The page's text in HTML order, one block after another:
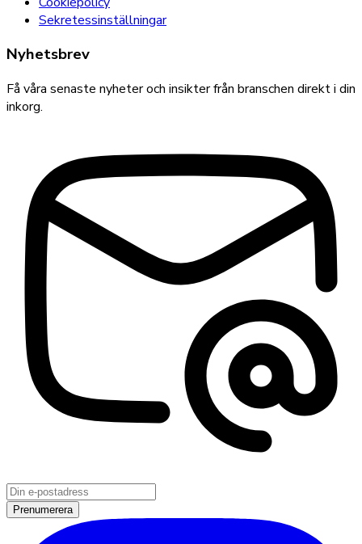
Sekretessinställningar
Nyhetsbrev
Få våra senaste nyheter och insikter från branschen direkt i din
inkorg.
Prenumerera